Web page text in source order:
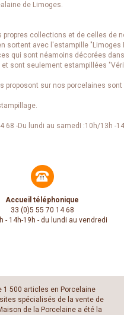
de Limoges.
collections et de celles de
sortent avec l'estampille "Limoges
qui sont néamoins décorées
sont seulement estampillées
proposont sur nos porcelaines
68 -Du lundi au samedI :10h/13h -
Accueil téléphonique
33 (0)5 55 70 14 68
- 14h-19h - du lundi au vendredi
1 500 articles en Porcelaine
spécialisés de la vente de
de la Porcelaine a été la